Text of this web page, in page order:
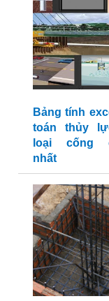
Bảng tính
toán thủy
loại cống
nhất